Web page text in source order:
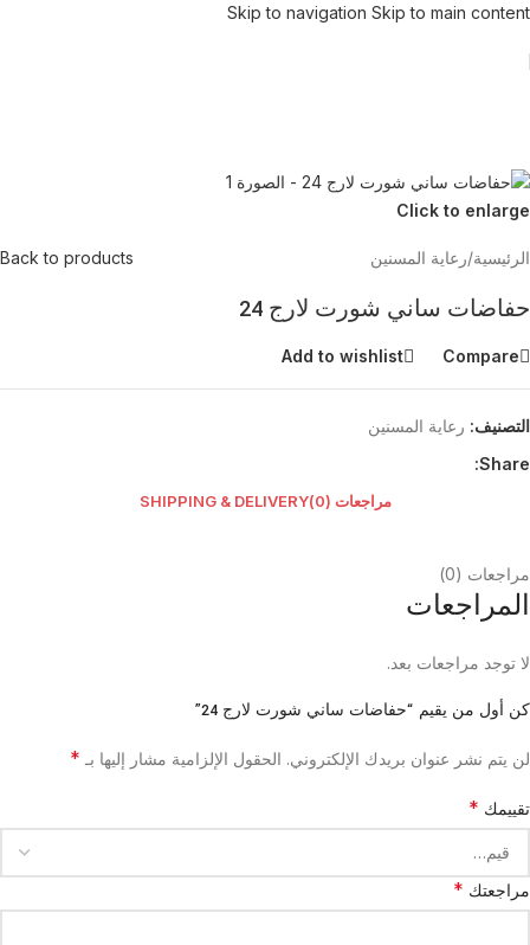
Skip to navigation Skip to main content
Click to enlarge
الرئيسية/رعاية المسنين Back to products
حفاضات ساني شورت لارج 24
Compare
Add to wishlist
التصنيف: رعاية المسنين
Share:
مراجعات (0) SHIPPING & DELIVERY
مراجعات (0)
المراجعات
لا توجد مراجعات بعد.
كن أول من يقيم “حفاضات ساني شورت لارج 24”
لن يتم نشر عنوان بريدك الإلكتروني. الحقول الإلزامية مشار إليها بـ *
تقييمك *
مراجعتك *